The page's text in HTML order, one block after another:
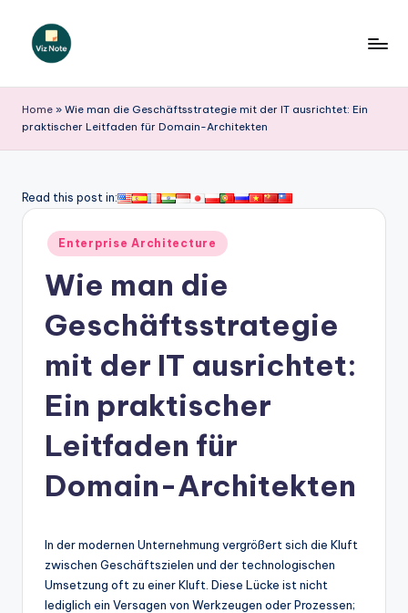
iz
N
t
A
si
Home » Wie man die Geschäftsstrategie mit der IT ausrichtet: Ein
praktischer Leitfaden für Domain-Architekten
Read this post in:
Posted
in
Enterprise Architecture
Wie man die
Geschäftsstrategie
mit der IT ausrichtet:
Ein praktischer
Leitfaden für
Domain-Architekten
In der modernen Unternehmung vergrößert sich die Kluft
zwischen Geschäftszielen und der technologischen
Umsetzung oft zu einer Kluft. Diese Lücke ist nicht
lediglich ein Versagen von Werkzeugen oder Prozessen;